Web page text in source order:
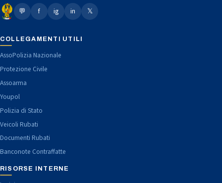
💬 f ig in 𝕏
COLLEGAMENTI UTILI
AssoPolizia Nazionale
Protezione Civile
Assoarma
Youpol
Polizia di Stato
Veicoli Rubati
Documenti Rubati
Banconote Contraffatte
RISORSE INTERNE